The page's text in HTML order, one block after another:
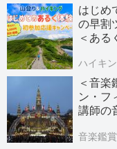
はじめ
の早割
＜ある
ハイキ
＜音楽
ン・フ
講師の
音楽鑑